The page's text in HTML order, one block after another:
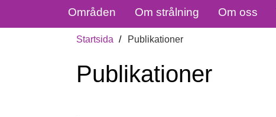
Områden Om strålning Om oss
Startsida Publikationer
Publikationer